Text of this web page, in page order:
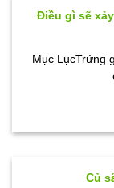
Điều gì sẽ
Mục LụcTrứng
Củ